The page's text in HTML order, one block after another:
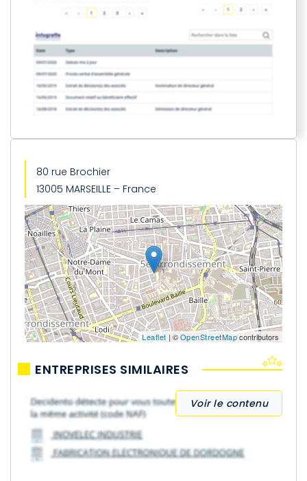
80 rue Brochier
13005 MARSEILLE – France
Leaflet | ©OpenStreetMapcontributors
ENTREPRISES SIMILAIRES
Voir le contenu